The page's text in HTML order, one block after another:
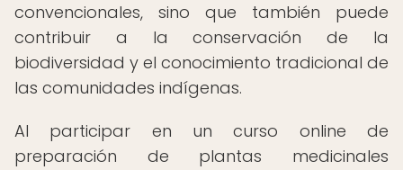
convencionales, sino que también puede
contribuir a la conservación de la
biodiversidad y el conocimiento tradicional de
las comunidades indígenas.
Al participar en un curso online de
preparación de plantas medicinales